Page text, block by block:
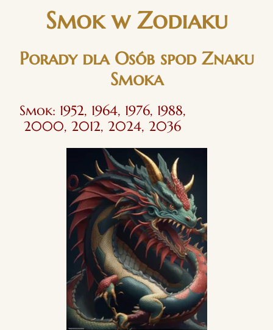
Smok w Zodiaku
Porady dla Osób spod Znaku
Smoka
Smok: 1952, 1964, 1976, 1988,
2000, 2012, 2024, 2036